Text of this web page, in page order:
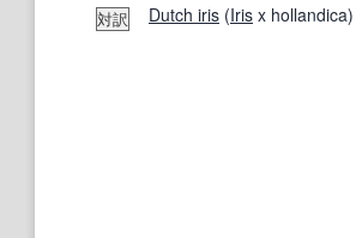
対訳 Dutch iris (Iris x hollandica)